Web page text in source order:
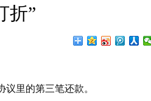
折”
里的第三笔还款。